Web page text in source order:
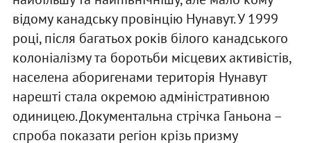
відому канадську провінцію Нунавут. У 1999
році, після багатьох років білого канадського
колоніалізму та боротьби місцевих активістів,
населена аборигенами територія Нунавут
нарешті стала окремою адміністративною
одиницею. Документальна стрічка Ганьона –
спроба показати регіон крізь призму